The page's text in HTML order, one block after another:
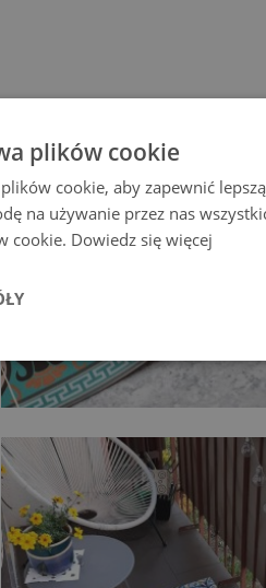
plików cookie
cookie, aby zapewnić
na używanie przez nas
cookie. Dowiedz się więcej